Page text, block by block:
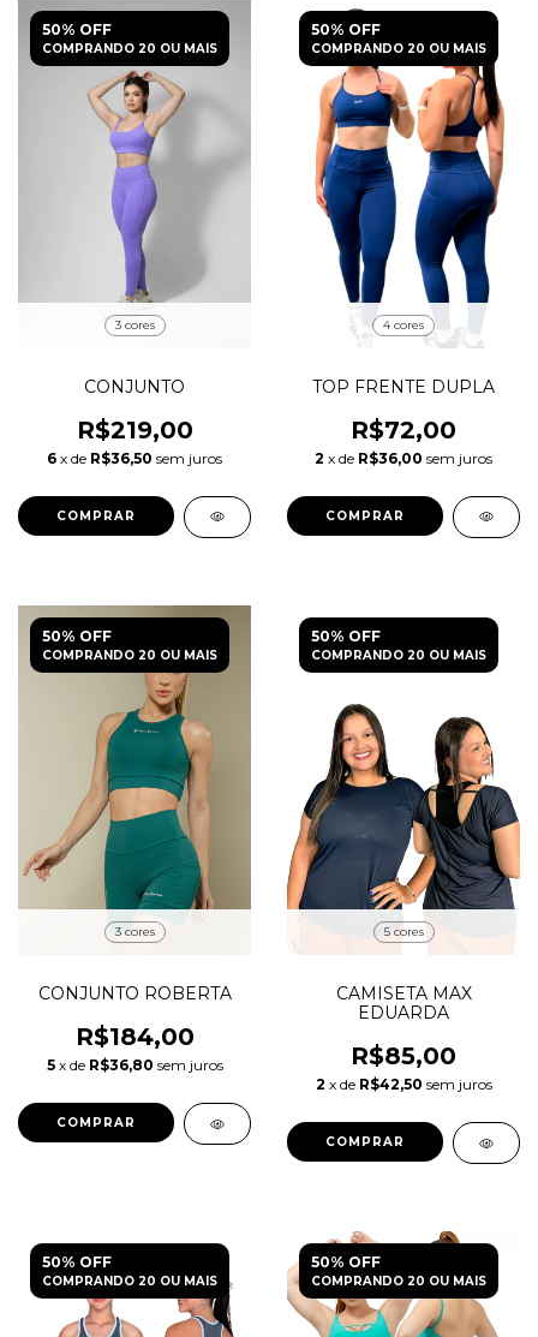
50% OFF
COMPRANDO 20 OU MAIS
3 cores
CONJUNTO
R$219,00
6 x de R$36,50 sem juros
COMPRAR
50% OFF
COMPRANDO 20 OU MAIS
4 cores
TOP FRENTE DUPLA
R$72,00
2 x de R$36,00 sem juros
COMPRAR
50% OFF
COMPRANDO 20 OU MAIS
3 cores
CONJUNTO ROBERTA
R$184,00
5 x de R$36,80 sem juros
COMPRAR
50% OFF
COMPRANDO 20 OU MAIS
5 cores
CAMISETA MAX
EDUARDA
R$85,00
2 x de R$42,50 sem juros
COMPRAR
50% OFF
COMPRANDO 20 OU MAIS
50% OFF
COMPRANDO 20 OU MAIS